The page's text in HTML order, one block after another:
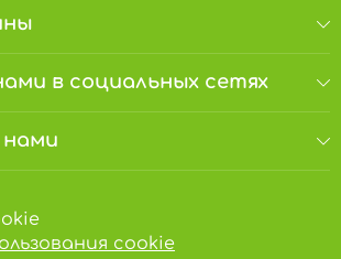
света, при
70%. Срок годности 12
в социальных сетях
нами
cookie